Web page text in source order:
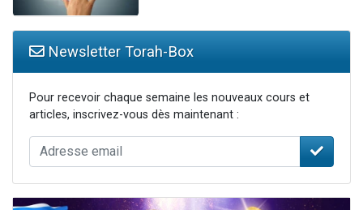
Newsletter Torah-Box
Pour recevoir chaque semaine les nouveaux cours et
articles, inscrivez-vous dès maintenant :